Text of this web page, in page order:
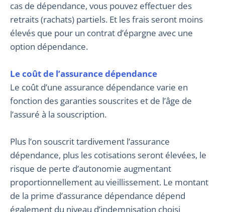
cas de dépendance, vous pouvez effectuer des
retraits (rachats) partiels. Et les frais seront moins
élevés que pour un contrat d’épargne avec une
option dépendance.
Le coût de l’assurance dépendance
Le coût d’une assurance dépendance varie en
fonction des garanties souscrites et de l’âge de
l’assuré à la souscription.
Plus l’on souscrit tardivement l’assurance
dépendance, plus les cotisations seront élevées, le
risque de perte d’autonomie augmentant
proportionnellement au vieillissement. Le montant
de la prime d’assurance dépendance dépend
également du niveau d’indemnisation choisi